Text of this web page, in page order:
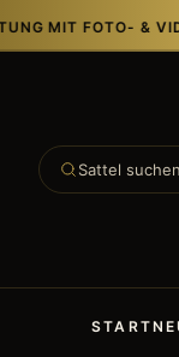
FOTO- &
Sattel
START